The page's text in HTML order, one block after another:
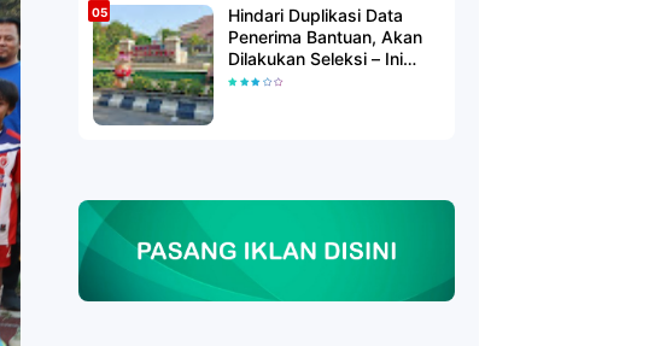
Hindari Duplikasi Data
Penerima Bantuan, Akan
Dilakukan Seleksi – Ini
Penjelasanya